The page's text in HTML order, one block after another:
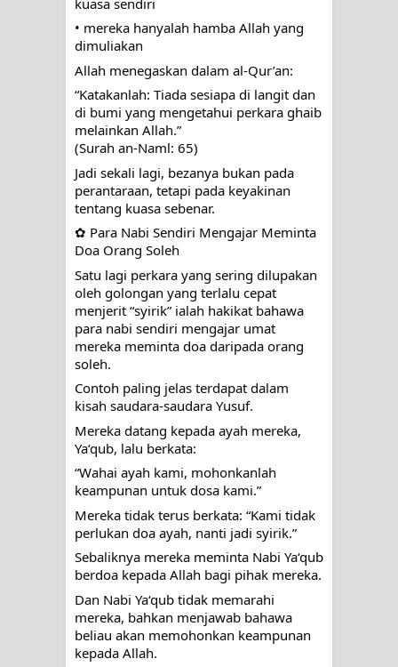
• mereka hanyalah hamba Allah yang
dimuliakan
Allah menegaskan dalam al-Qur’an:
“Katakanlah: Tiada sesiapa di langit dan
di bumi yang mengetahui perkara ghaib
melainkan Allah.”
(Surah an-Naml: 65)
Jadi sekali lagi, bezanya bukan pada
perantaraan, tetapi pada keyakinan
tentang kuasa sebenar.
✿ Para Nabi Sendiri Mengajar Meminta
Doa Orang Soleh
Satu lagi perkara yang sering dilupakan
oleh golongan yang terlalu cepat
menjerit “syirik” ialah hakikat bahawa
para nabi sendiri mengajar umat
mereka meminta doa daripada orang
soleh.
Contoh paling jelas terdapat dalam
kisah saudara-saudara Yusuf.
Mereka datang kepada ayah mereka,
Ya‘qub, lalu berkata:
“Wahai ayah kami, mohonkanlah
keampunan untuk dosa kami.”
Mereka tidak terus berkata: “Kami tidak
perlukan doa ayah, nanti jadi syirik.”
Sebaliknya mereka meminta Nabi Ya‘qub
berdoa kepada Allah bagi pihak mereka.
Dan Nabi Ya‘qub tidak memarahi
mereka, bahkan menjawab bahawa
beliau akan memohonkan keampunan
kepada Allah.